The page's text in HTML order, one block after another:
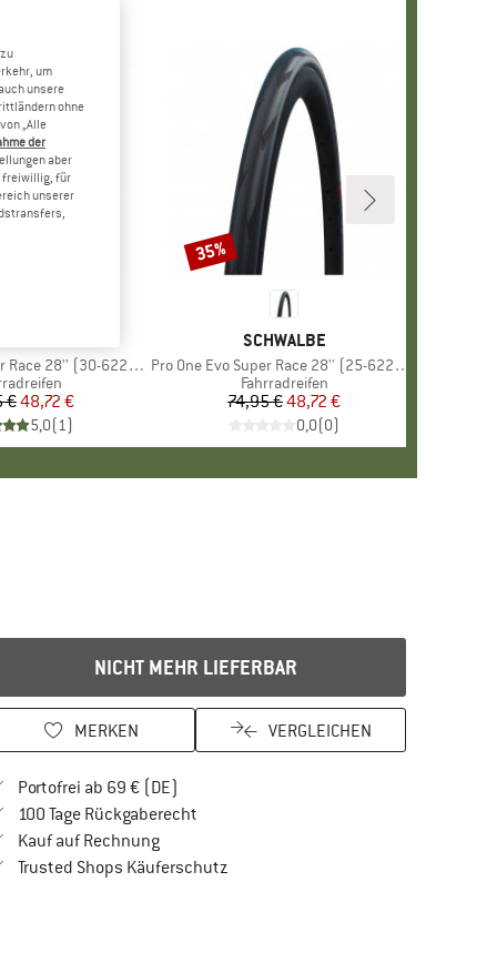
(30-622) V-Guard TLE
Preis
€reduzierter Preis
48,72 €
5,0(1)
MARKE
SCHWALBE
Artikel
Pro One Evo Super Race 28'' (25-622) V-Guard TLE
Produktgruppe
Fahrradreifen
Preis
74,95 €reduzierter Preis
48,72 €
0,0(0)
Rabatt
35%
NICHT MEHR LIEFERBAR
MERKEN VERGLEICHEN
Portofrei ab 69 € (DE)
100 Tage RückgaberechtGehe hier zu den Rückgabe-Richtlinien
Kauf auf RechnungFinde die Zahlungs-Infos hier! Öffnet sich in
Trusted Shops KäuferschutzFinde alle Infos hier!
um
unsere
ohne
„Alle
der
aber
freiwillig, für
unserer